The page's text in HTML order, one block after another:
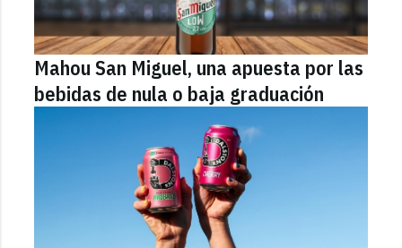
Mahou San Miguel, una apuesta por las
bebidas de nula o baja graduación